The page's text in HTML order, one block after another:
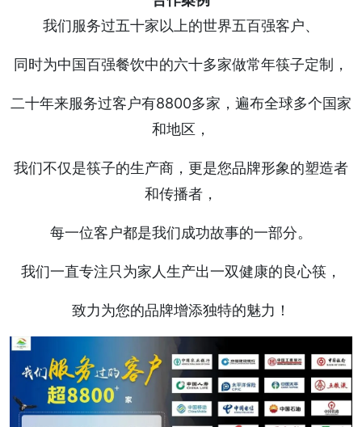
我们服务过五十家以上的世界五百强客户、
同时为中国百强餐饮中的六十多家做常年筷子定制，
二十年来服务过客户有8800多家，遍布全球多个国家
和地区，
我们不仅是筷子的生产商，更是您品牌形象的塑造者
和传播者，
每一位客户都是我们成功故事的一部分。
我们一直专注只为家人生产出一双健康的良心筷，
致力为您的品牌增添独特的魅力！